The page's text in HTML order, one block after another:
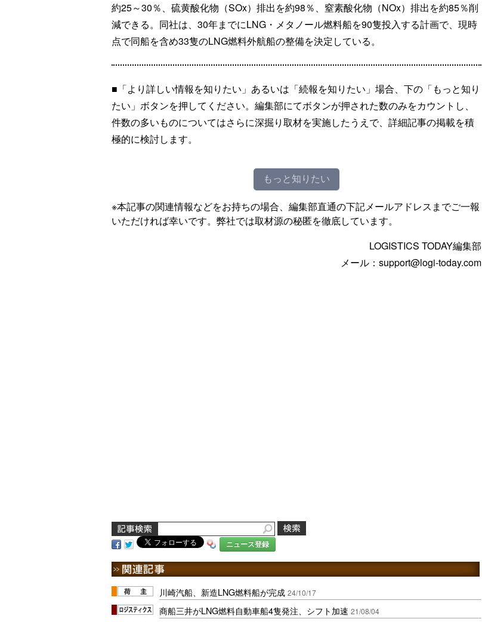
約25～30％、硫黄酸化物（SOx）排出を約98％、窒素酸化物（NOx）排出を約85％削
減できる。同社は、30年までにLNG・メタノール燃料船を90隻投入する計画で、現時
点で同船を含め33隻のLNG燃料外航船の整備を決定している。
■「より詳しい情報を知りたい」あるいは「続報を知りたい」場合、下の「もっと知り
たい」ボタンを押してください。編集部にてボタンが押された数のみをカウントし、
件数の多いものについてはさらに深掘り取材を実施したうえで、詳細記事の掲載を積
極的に検討します。
もっと知りたい
※本記事の関連情報などをお持ちの場合、編集部直通の下記メールアドレスまでご一報
いただければ幸いです。弊社では取材源の秘匿を徹底しています。
LOGISTICS TODAY編集部
メール：support@logi-today.com
ニュース登録
川崎汽船、新造LNG燃料船が完成 24/10/17
商船三井がLNG燃料自動車船4隻発注、シフト加速 21/08/04